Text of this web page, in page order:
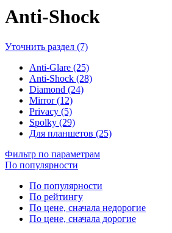
Anti-Shock
Уточнить раздел (7)
Anti-Glare (25)
Anti-Shock (28)
Diamond (24)
Mirror (12)
Privacy (5)
Spolky (29)
Для планшетов (25)
Фильтр по параметрам
По популярности
По популярности
По рейтингу
По цене, сначала недорогие
По цене, сначала дорогие